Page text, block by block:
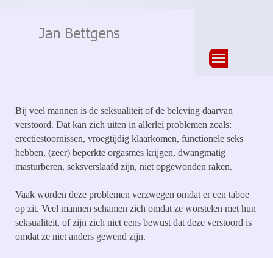
Bij veel mannen is de seksualiteit of de beleving daarvan
verstoord. Dat kan zich uiten in allerlei problemen zoals:
erectiestoornissen, vroegtijdig klaarkomen, functionele seks
hebben, (zeer) beperkte orgasmes krijgen, dwangmatig
masturberen, seksverslaafd zijn, niet opgewonden raken.
Vaak worden deze problemen verzwegen omdat er een taboe
op zit. Veel mannen schamen zich omdat ze worstelen met hun
seksualiteit, of zijn zich niet eens bewust dat deze verstoord is
omdat ze niet anders gewend zijn.